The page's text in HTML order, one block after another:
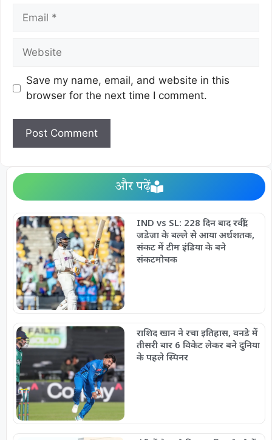
Save my name, email, and website in this
browser for the next time I comment.
और पढ़ें
IND vs SL: 228 दिन बाद रवींद्र
जडेजा के बल्ले से आया अर्धशतक,
संकट में टीम इंडिया के बने
संकटमोचक
राशिद खान ने रचा इतिहास, वनडे में
तीसरी बार 6 विकेट लेकर बने दुनिया
के पहले स्पिनर